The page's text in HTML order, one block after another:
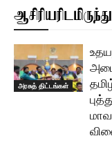
அரசுத் திட்டங்கள்